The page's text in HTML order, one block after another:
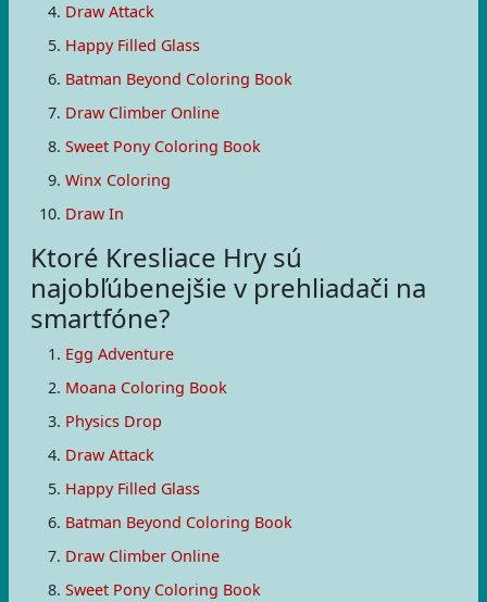
Draw Attack
Happy Filled Glass
Batman Beyond Coloring Book
Draw Climber Online
Sweet Pony Coloring Book
Winx Coloring
Draw In
Ktoré Kresliace Hry sú
najobľúbenejšie v prehliadači na
smartfóne?
Egg Adventure
Moana Coloring Book
Physics Drop
Draw Attack
Happy Filled Glass
Batman Beyond Coloring Book
Draw Climber Online
Sweet Pony Coloring Book